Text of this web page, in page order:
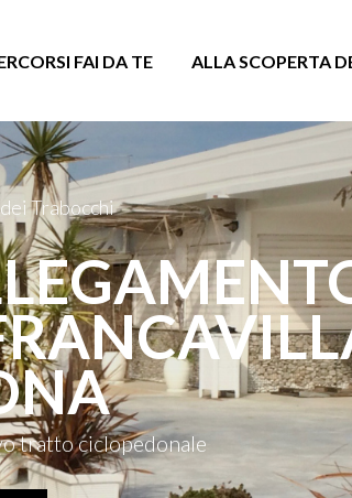
FAI DA TE ALLA SCOPERTA
Trabocchi
tratto ciclopedonale